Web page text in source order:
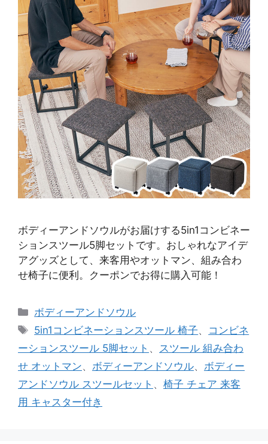
ボディーアンドソウルがお届けする5in1コンビネー
ションスツール5脚セットです。おしゃれなアイデ
アグッズとして、来客用やオットマン、組み合わ
せ椅子に便利。クーポンでお得に購入可能！
カ
テ
リ
ー
ボディーアンドソウル
タ
5in1コンビネーションスツール 椅子、 コンビネ
ーションスツール 5脚セット 、
スツール 組み合わ
せ オットマン、 ボディーアンドソウル、 ボディー
アンドソウル スツールセット 、 椅子 チェア 来客
用 キャスター付き